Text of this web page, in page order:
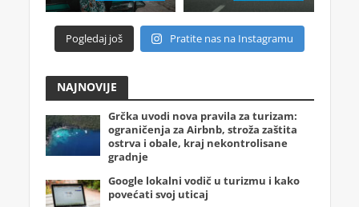
Pogledaj još Pratite nas na Instagramu
NAJNOVIJE
Grčka uvodi nova pravila za turizam:
ograničenja za Airbnb, stroža zaštita
ostrva i obale, kraj nekontrolisane
gradnje
Google lokalni vodič u turizmu i kako
povećati svoj uticaj